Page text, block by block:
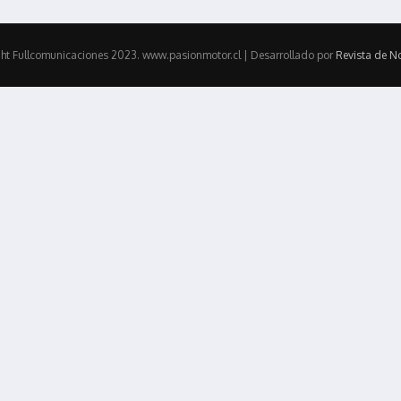
Fullcomunicaciones 2023. www.pasionmotor.cl | Desarrollado por Revista de